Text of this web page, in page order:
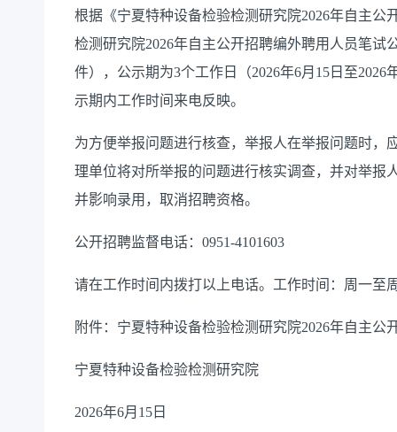
根据《宁夏特种设备检验检测研究院2026年自主
检测研究院2026年自主公开招聘编外聘用人员笔
件），公示期为3个工作日（2026年6月15日至
示期内工作时间来电反映。
为方便举报问题进行核查，举报人在举报问题时，
理单位将对所举报的问题进行核实调查，并对举报
并影响录用，取消招聘资格。
公开招聘监督电话：0951-4101603
请在工作时间内拨打以上电话。工作时间：周一至
附件：宁夏特种设备检验检测研究院2026年自主公
宁夏特种设备检验检测研究院
2026年6月15日